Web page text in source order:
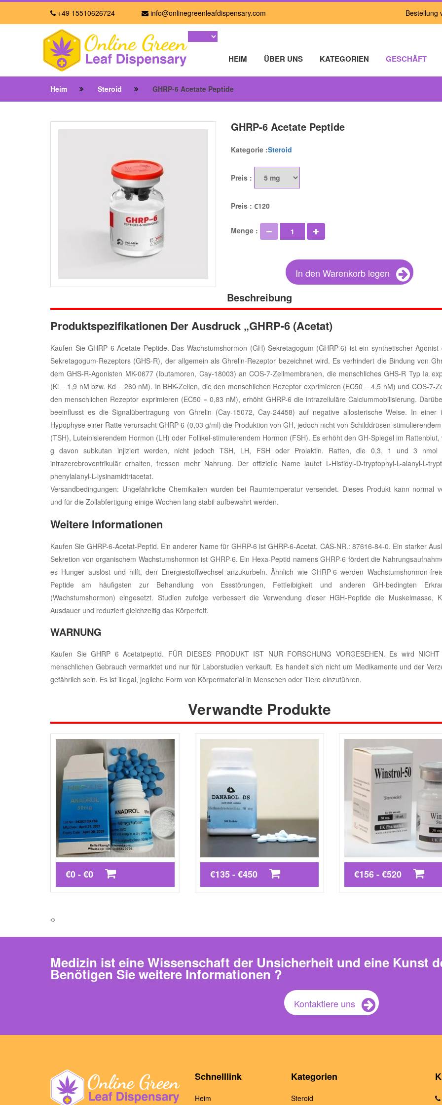
+49 15510626724 info@onlinegreenleafdispensary.com Bestellung
HEIM ÜBER UNS KATEGORIEN GESCHÄFT
Heim Steroid GHRP-6 Acetate Peptide
GHRP-6 Acetate Peptide
Kategorie :Steroid
Preis :
Preis : €120
Menge :
In den Warenkorb legen
Beschreibung
Produktspezifikationen Der Ausdruck „GHRP-6 (Acetat)
Kaufen Sie GHRP 6 Acetate Peptide. Das Wachstumshormon (GH)-Sekretagogum (GHRP-6) ist ein synthetischer Agonist
Sekretagogum-Rezeptors (GHS-R), der allgemein als Ghrelin-Rezeptor bezeichnet wird. Es verhindert die Bindung von
dem GHS-R-Agonisten MK-0677 (Ibutamoren, Cay-18003) an COS-7-Zellmembranen, die menschliches GHS-R Typ Ia
(Ki = 1,9 nM bzw. Kd = 260 nM). In BHK-Zellen, die den menschlichen Rezeptor exprimieren (EC50 = 4,5 nM) und COS-7-
den menschlichen Rezeptor exprimieren (EC50 = 0,83 nM), erhöht GHRP-6 die intrazelluläre Calciummobilisierung.
beeinflusst es die Signalübertragung von Ghrelin (Cay-15072, Cay-24458) auf negative allosterische Weise. In einer
Hypophyse einer Ratte verursacht GHRP-6 (0,03 g/ml) die Produktion von GH, jedoch nicht von Schilddrüsen-
(TSH), Luteinisierendem Hormon (LH) oder Follikel-stimulierendem Hormon (FSH). Es erhöht den GH-Spiegel im Rattenblut,
g davon subkutan injiziert werden, nicht jedoch TSH, LH, FSH oder Prolaktin. Ratten, die 0,3, 1 und 3 nmol
intrazerebroventrikulär erhalten, fressen mehr Nahrung. Der offizielle Name lautet L-Histidyl-D-tryptophyl-L-alanyl-L-
phenylalanyl-L-lysinamidtriacetat.
Versandbedingungen: Ungefährliche Chemikalien wurden bei Raumtemperatur versendet. Dieses Produkt kann normal
und für die Zollabfertigung einige Wochen lang stabil aufbewahrt werden.
Weitere Informationen
Kaufen Sie GHRP-6-Acetat-Peptid. Ein anderer Name für GHRP-6 ist GHRP-6-Acetat. CAS-NR.: 87616-84-0. Ein starker
Sekretion von organischem Wachstumshormon ist GHRP-6. Ein Hexa-Peptid namens GHRP-6 fördert die
es Hunger auslöst und hilft, den Energiestoffwechsel anzukurbeln. Ähnlich wie GHRP-6 werden Wachstumshormon-
Peptide am häufigsten zur Behandlung von Essstörungen, Fettleibigkeit und anderen GH-bedingten
(Wachstumshormon) eingesetzt. Studien zufolge verbessert die Verwendung dieser HGH-Peptide die Muskelmasse,
Ausdauer und reduziert gleichzeitig das Körperfett.
WARNUNG
Kaufen Sie GHRP 6 Acetatpeptid. FÜR DIESES PRODUKT IST NUR FORSCHUNG VORGESEHEN. Es wird
menschlichen Gebrauch vermarktet und nur für Laborstudien verkauft. Es handelt sich nicht um Medikamente und der
gefährlich sein. Es ist illegal, jegliche Form von Körpermaterial in Menschen oder Tiere einzuführen.
Verwandte Produkte
€0 - €0 €135 - €450 €156 - €520
Medizin ist eine Wissenschaft der Unsicherheit und eine Kunst
Benötigen Sie weitere Informationen ?
Kontaktiere uns
Schnelllink
Heim
Kategorien
Steroid
5 % RABATT
auf alle Zahlungen per Bitcoin